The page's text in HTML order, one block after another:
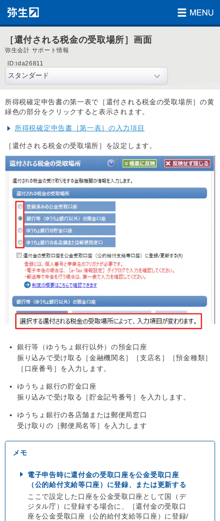
［還付される税金の受取場所］画面
弥生会計 サポート情報
ID:ida26811
所得税確定申告書の第一表で［還付される税金の受取場所］の黄
緑色の部分をクリックすると表示されます。
所得税確定申告書［第一表］の入力項目
［還付される税金の受取場所］を設定します。
銀行等（ゆうちょ銀行以外）の預金口座
振り込みで受け取る［金融機関名］［支店名］［預金種類］
［口座番号］を入力します。
ゆうちょ銀行の貯金口座
振り込みで受け取る［貯金記号番号］を入力します。
ゆうちょ銀行の各店舗または郵便局窓口
受け取りの［郵便局名等］を入力します
電子申告時に還付金の受取口座を公金受取口座
（公的給付支給等口座）に登録、または更新する
ここで設定した口座を公金受取口座として国（デ
ジタル庁）に登録する場合に、［還付金の受取口
座を公金受取口座（公的給付支給等口座）に登録/